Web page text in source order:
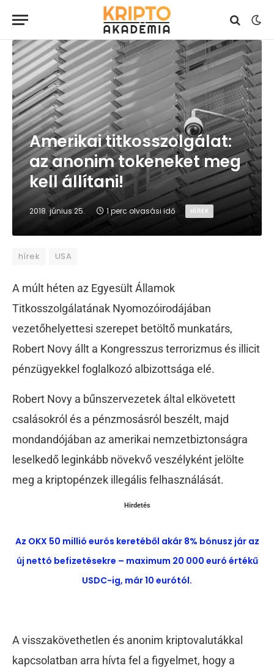
Amerikai titkosszolgálat:
az anonim tokeneket meg
kell állítani!
2018. június 25. 1 perc olvasási idő HÍREK
hírek USA
A múlt héten az Egyesült Államok
Titkosszolgálatának Nyomozóirodájában
vezetőhelyettesi szerepet betöltő munkatárs,
Robert Novy állt a Kongresszus terrorizmus és illicit
pénzügyekkel foglalkozó albizottsága elé.
Robert Novy a bűnszervezetek által elkövetett
csalásokról és a pénzmosásról beszélt, majd
mondandójában az amerikai nemzetbiztonságra
leselkedő leginkább növekvő veszélyként jelölte
meg a kriptopénzek illegális felhasználását.
Hirdetés
Az OKX 50 millió eurós keretéből akár 8% bónusz jár az
új nettó befizetésekre – maximum 20 000 euró értékű
USDC-ig, már 10 eurótól.
A visszakövethetlen és anonim kriptovalutákkal
kapcsolatban arra hívta fel a figyelmet, hogy a